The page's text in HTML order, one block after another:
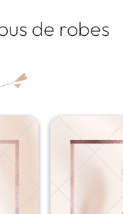
de robes